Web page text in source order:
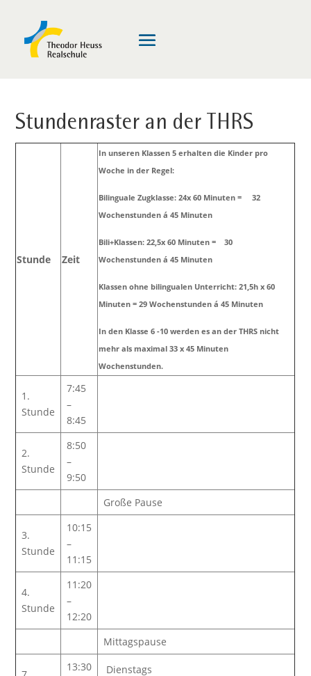
Stundenraster an der THRS
Stunde Zeit
In unseren Klassen 5 erhalten die Kinder pro
Woche in der Regel:
Bilinguale Zugklasse: 24x 60 Minuten = 32
Wochenstunden á 45 Minuten
Bili+Klassen: 22,5x 60 Minuten = 30
Wochenstunden á 45 Minuten
Klassen ohne bilingualen Unterricht: 21,5h x 60
Minuten = 29 Wochenstunden á 45 Minuten
In den Klasse 6 -10 werden es an der THRS nicht
mehr als maximal 33 x 45 Minuten
Wochenstunden.
1.
Stunde
7:45
–
8:45
2.
Stunde
8:50
–
9:50
Große Pause
3.
Stunde
10:15
–
11:15
4.
Stunde
11:20
–
12:20
Mittagspause
13:30
Dienstags